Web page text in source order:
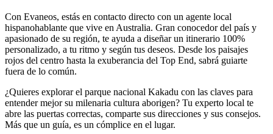
Con Evaneos, estás en contacto directo con un agente local
hispanohablante que vive en Australia. Gran conocedor del país y
apasionado de su región, te ayuda a diseñar un itinerario 100%
personalizado, a tu ritmo y según tus deseos. Desde los paisajes
rojos del centro hasta la exuberancia del Top End, sabrá guiarte
fuera de lo común.
¿Quieres explorar el parque nacional Kakadu con las claves para
entender mejor su milenaria cultura aborigen? Tu experto local te
abre las puertas correctas, comparte sus direcciones y sus consejos.
Más que un guía, es un cómplice en el lugar.